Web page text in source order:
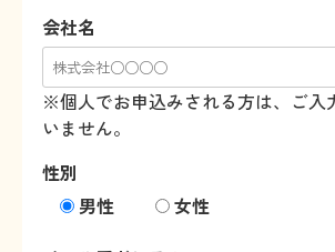
会社名
※個人でお申込みされる方は、ご入
いません。
性別
男性
女性